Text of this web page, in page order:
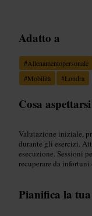
Adatto a
#Allenamentopersonale
#Mobilità #Londra
Cosa aspettarsi
Valutazione iniziale,
durante gli esercizi.
esecuzione. Sessioni
recuperare da
Pianifica la